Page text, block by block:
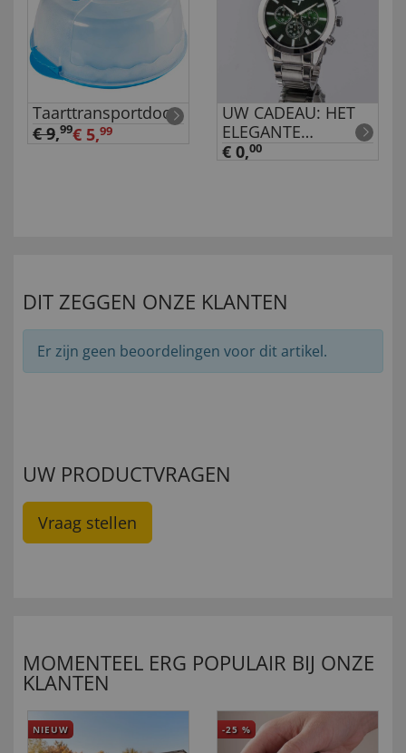
Taarttransportdoos
€ 9,99€ 5,99
UW CADEAU: HET
ELEGANTE
HERENHORLOGE
€ 0,00
DIT ZEGGEN ONZE KLANTEN
Er zijn geen beoordelingen voor dit artikel.
UW PRODUCTVRAGEN
Vraag stellen
MOMENTEEL ERG POPULAIR BIJ ONZE
KLANTEN
NIEUW -25 %